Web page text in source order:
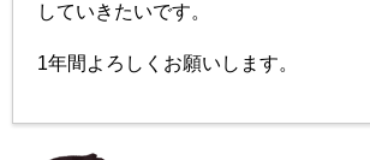
していきたいです。
1年間よろしくお願いします。